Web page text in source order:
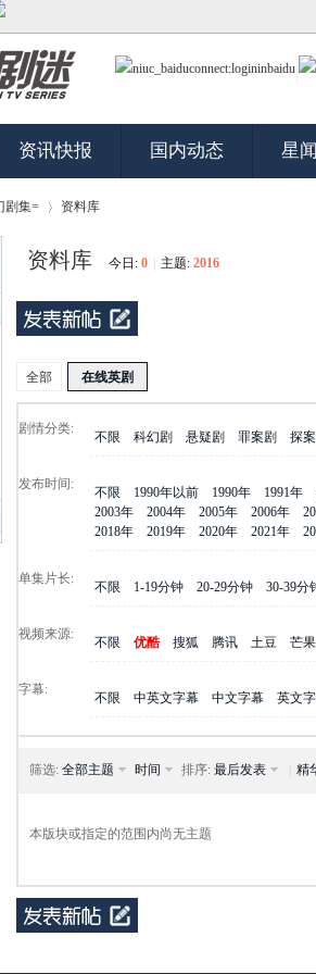
资讯快报 国内动态 星
剧集=
›
资料库
资料库 今日: 0 主题: 2016
全部 在线英剧
剧情分类:
不限 科幻剧 悬疑剧 罪案剧 探
发布时间:
不限 1990年以前 1990年 1991年
2003年
2004年 2005年 2006年
2018年
2019年 2020年 2021年
单集片长:
不限 1-19分钟 20-29分钟 30-39分
视频来源:
不限 优酷 搜狐 腾讯 土豆 芒果
字幕:
不限 中英文字幕 中文字幕 英文
筛选: 全部主题 时间 排序: 最后发表 精
本版块或指定的范围内尚无主题